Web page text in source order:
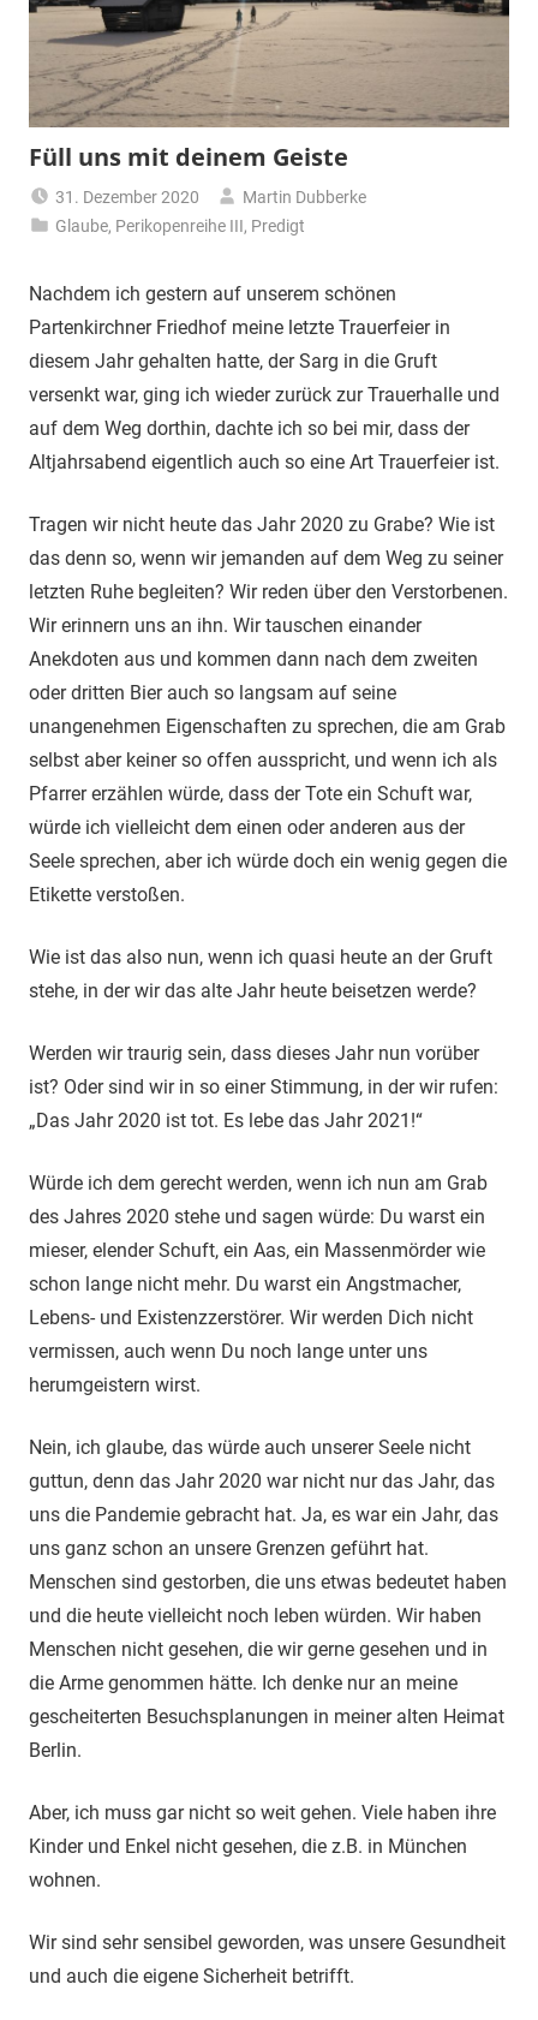
Füll uns mit deinem Geiste
31. Dezember 2020
Martin Dubberke
Glaube, Perikopenreihe III, Predigt
Nachdem ich gestern auf unserem schönen
Partenkirchner Friedhof meine letzte Trauerfeier in
diesem Jahr gehalten hatte, der Sarg in die Gruft
versenkt war, ging ich wieder zurück zur Trauerhalle und
auf dem Weg dorthin, dachte ich so bei mir, dass der
Altjahrsabend eigentlich auch so eine Art Trauerfeier ist.
Tragen wir nicht heute das Jahr 2020 zu Grabe? Wie ist
das denn so, wenn wir jemanden auf dem Weg zu seiner
letzten Ruhe begleiten? Wir reden über den Verstorbenen.
Wir erinnern uns an ihn. Wir tauschen einander
Anekdoten aus und kommen dann nach dem zweiten
oder dritten Bier auch so langsam auf seine
unangenehmen Eigenschaften zu sprechen, die am Grab
selbst aber keiner so offen ausspricht, und wenn ich als
Pfarrer erzählen würde, dass der Tote ein Schuft war,
würde ich vielleicht dem einen oder anderen aus der
Seele sprechen, aber ich würde doch ein wenig gegen die
Etikette verstoßen.
Wie ist das also nun, wenn ich quasi heute an der Gruft
stehe, in der wir das alte Jahr heute beisetzen werde?
Werden wir traurig sein, dass dieses Jahr nun vorüber
ist? Oder sind wir in so einer Stimmung, in der wir rufen:
„Das Jahr 2020 ist tot. Es lebe das Jahr 2021!“
Würde ich dem gerecht werden, wenn ich nun am Grab
des Jahres 2020 stehe und sagen würde: Du warst ein
mieser, elender Schuft, ein Aas, ein Massenmörder wie
schon lange nicht mehr. Du warst ein Angstmacher,
Lebens- und Existenzzerstörer. Wir werden Dich nicht
vermissen, auch wenn Du noch lange unter uns
herumgeistern wirst.
Nein, ich glaube, das würde auch unserer Seele nicht
guttun, denn das Jahr 2020 war nicht nur das Jahr, das
uns die Pandemie gebracht hat. Ja, es war ein Jahr, das
uns ganz schon an unsere Grenzen geführt hat.
Menschen sind gestorben, die uns etwas bedeutet haben
und die heute vielleicht noch leben würden. Wir haben
Menschen nicht gesehen, die wir gerne gesehen und in
die Arme genommen hätte. Ich denke nur an meine
gescheiterten Besuchsplanungen in meiner alten Heimat
Berlin.
Aber, ich muss gar nicht so weit gehen. Viele haben ihre
Kinder und Enkel nicht gesehen, die z.B. in München
wohnen.
Wir sind sehr sensibel geworden, was unsere Gesundheit
und auch die eigene Sicherheit betrifft.